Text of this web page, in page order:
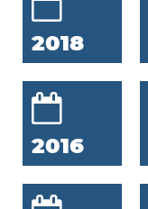
2018
2016